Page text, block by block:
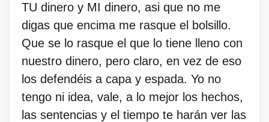
TU dinero y MI dinero, asi que no me
digas que encima me rasque el bolsillo.
Que se lo rasque el que lo tiene lleno con
nuestro dinero, pero claro, en vez de eso
los defendéis a capa y espada. Yo no
tengo ni idea, vale, a lo mejor los hechos,
las sentencias y el tiempo te harán ver las